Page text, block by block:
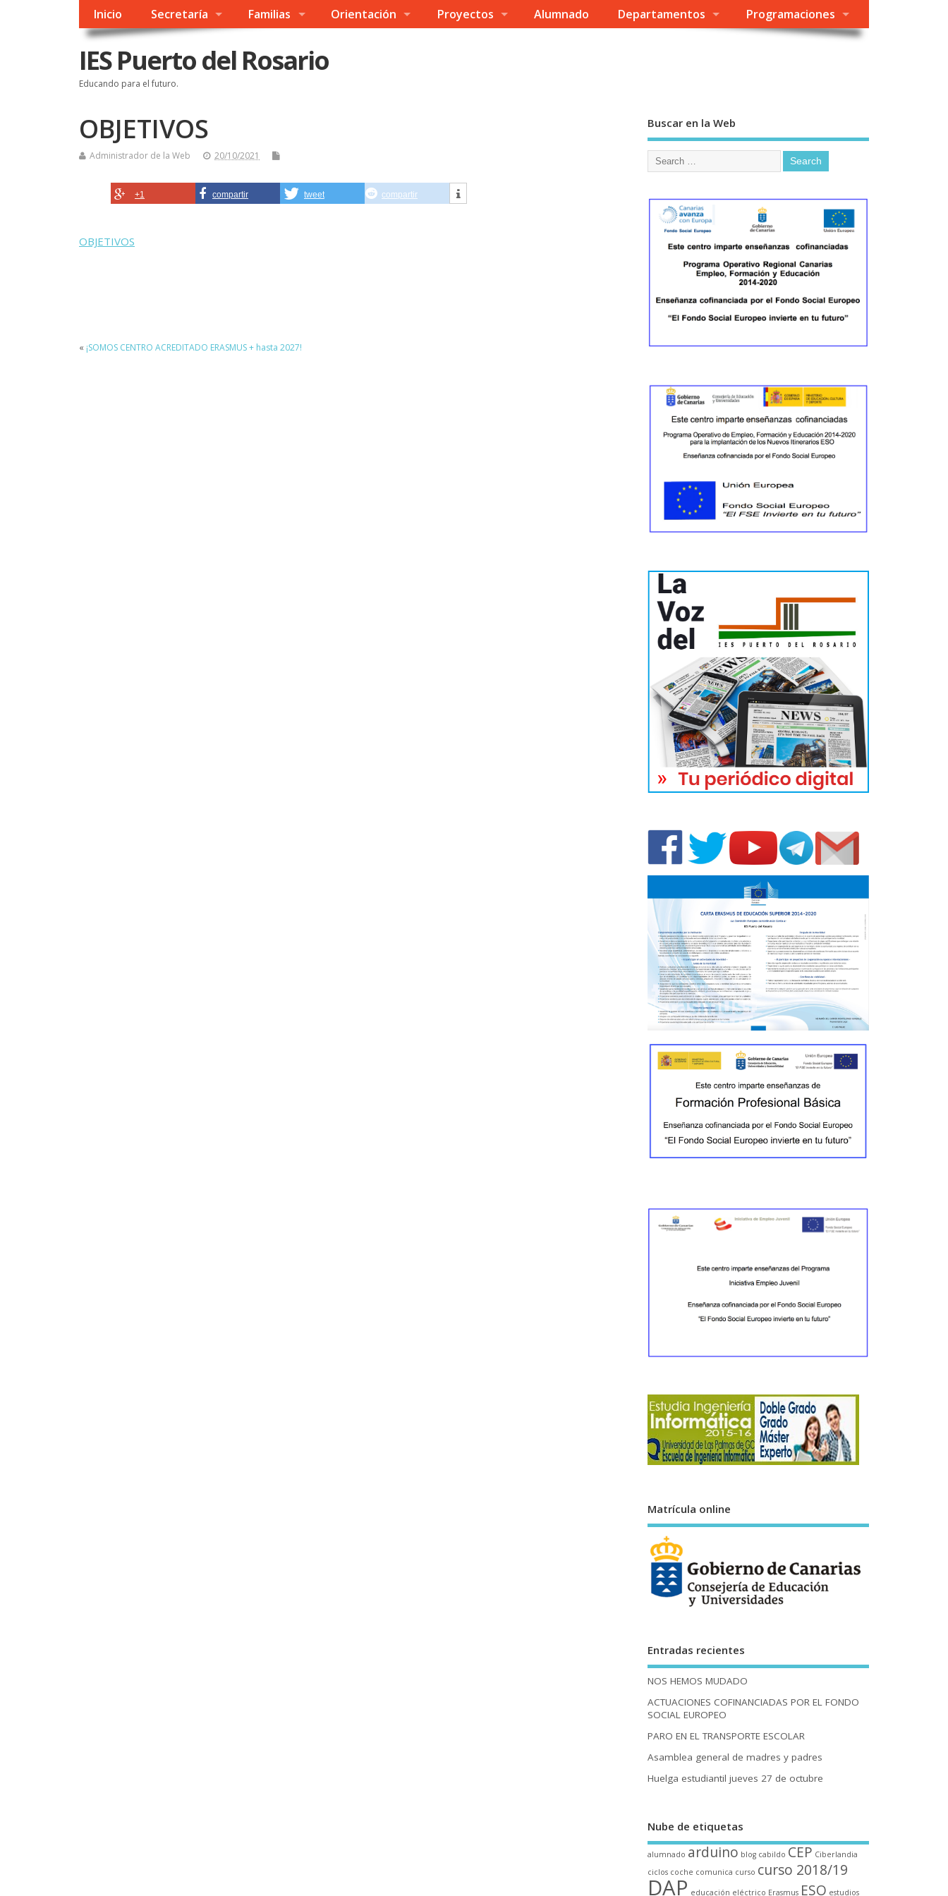
Inicio Secretaría Familias Orientación Proyectos Alumnado Departamentos Programaciones
IES Puerto del Rosario
Educando para el futuro.
OBJETIVOS
Administrador de la Web 20/10/2021
+1 compartir tweet compartir
OBJETIVOS
« ¡SOMOS CENTRO ACREDITADO ERASMUS + hasta 2027!
Buscar en la Web
Matrícula online
Entradas recientes
NOS HEMOS MUDADO
ACTUACIONES COFINANCIADAS POR EL FONDO
SOCIAL EUROPEO
PARO EN EL TRANSPORTE ESCOLAR
Asamblea general de madres y padres
Huelga estudiantil jueves 27 de octubre
Nube de etiquetas
alumnado arduino blog cabildo CEP Ciberlandia
ciclos coche comunica curso curso 2018/19
DAP educación eléctrico Erasmus ESO estudios